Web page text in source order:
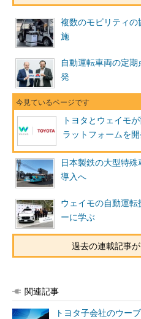
複数のモビリティ
施
自動運転車両の定
発
トヨタとウェイモ
ラットフォームを
日本製鉄の大型特
導入へ
ウェイモの自動運
ーに学ぶ
過去の連載記事
関連記事
トヨタ子会社のウー